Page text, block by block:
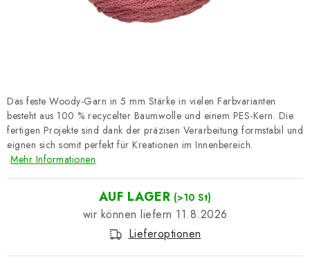
Das feste Woody-Garn in 5 mm Stärke in vielen Farbvarianten
besteht aus 100 % recycelter Baumwolle und einem PES-Kern. Die
fertigen Projekte sind dank der präzisen Verarbeitung formstabil und
eignen sich somit perfekt für Kreationen im Innenbereich.
Mehr Informationen
AUF LAGER (>10 St)
11.8.2026
Lieferoptionen